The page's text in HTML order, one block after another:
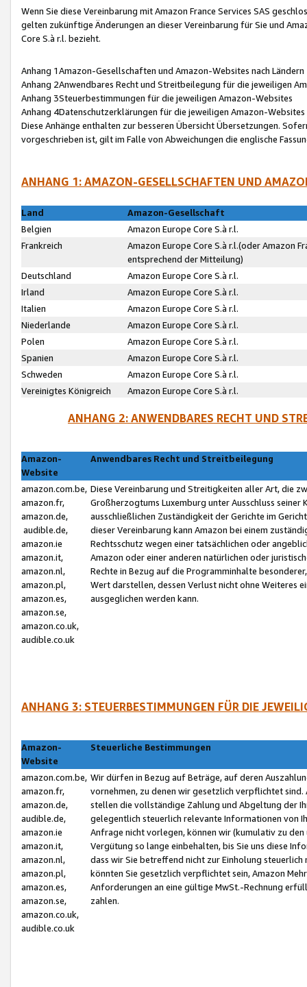
Wenn Sie diese Vereinbarung mit Amazon France Services SAS
gelten zukünftige Änderungen an dieser Vereinbarung für Sie und
Core S.à r.l. bezieht.
Anhang 1Amazon-Gesellschaften und Amazon-Websites nach Ländern
Anhang 2Anwendbares Recht und Streitbeilegung für die jeweiligen
Anhang 3Steuerbestimmungen für die jeweiligen Amazon-Websites
Anhang 4Datenschutzerklärungen für die jeweiligen Amazon-Websites
Diese Anhänge enthalten zur besseren Übersicht Übersetzungen.
vorgeschrieben ist, gilt im Falle von Abweichungen die englische
ANHANG 1: AMAZON-GESELLSCHAFTEN UND
Land
Amazon-Gesellschaft
Belgien
Amazon Europe Core S.à r.l.
Frankreich
Amazon Europe Core S.à r.l.(oder Amazon
entsprechend der Mitteilung)
Deutschland
Amazon Europe Core S.à r.l.
Irland
Amazon Europe Core S.à r.l.
Italien
Amazon Europe Core S.à r.l.
Niederlande
Amazon Europe Core S.à r.l.
Polen
Amazon Europe Core S.à r.l.
Spanien
Amazon Europe Core S.à r.l.
Schweden
Amazon Europe Core S.à r.l.
Vereinigtes Königreich
Amazon Europe Core S.à r.l.
ANHANG 2: ANWENDBARES RECHT UND
Amazon-
Website
Anwendbares Recht und Streitbeilegung
amazon.com.be,
amazon.fr,
amazon.de,
audible.de,
amazon.ie
amazon.it,
amazon.nl,
amazon.pl,
amazon.es,
amazon.se,
amazon.co.uk,
audible.co.uk
Diese Vereinbarung und Streitigkeiten aller Art, die
Großherzogtums Luxemburg unter Ausschluss
ausschließlichen Zuständigkeit der Gerichte im
dieser Vereinbarung kann Amazon bei einem
Rechtsschutz wegen einer tatsächlichen oder
Amazon oder einer anderen natürlichen oder
Rechte in Bezug auf die Programminhalte
Wert darstellen, dessen Verlust nicht ohne Weiteres
ausgeglichen werden kann.
ANHANG 3: STEUERBESTIMMUNGEN FÜR DIE
Amazon-
Website
Steuerliche Bestimmungen
amazon.com.be,
amazon.fr,
amazon.de,
audible.de,
amazon.ie
amazon.it,
amazon.nl,
amazon.pl,
amazon.es,
amazon.se,
amazon.co.uk,
audible.co.uk
Wir dürfen in Bezug auf Beträge, auf deren
vornehmen, zu denen wir gesetzlich verpflichtet
stellen die vollständige Zahlung und Abgeltung der
gelegentlich steuerlich relevante Informationen von
Anfrage nicht vorlegen, können wir (kumulativ zu
Vergütung so lange einbehalten, bis Sie uns diese
dass wir Sie betreffend nicht zur Einholung
könnten Sie gesetzlich verpflichtet sein, Amazon
Anforderungen an eine gültige MwSt.-Rechnung
zahlen.